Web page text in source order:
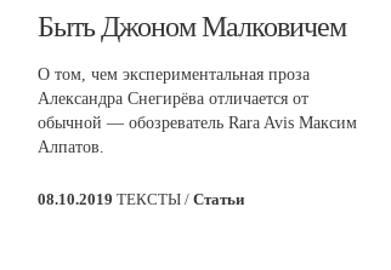
​Быть Джоном Малковичем
О том, чем экспериментальная проза
Александра Снегирёва отличается от
обычной — обозреватель Rara Avis Максим
Алпатов.
08.10.2019 ТЕКСТЫ / Статьи